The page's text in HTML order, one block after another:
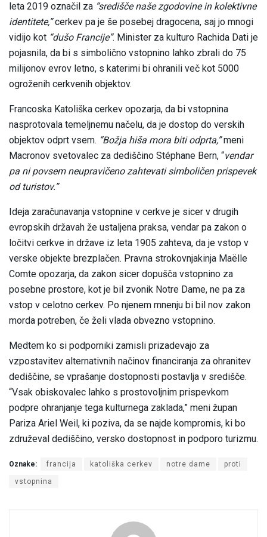
leta 2019 označil za “središče naše zgodovine in kolektivne
identitete,”cerkev pa je še posebej dragocena, saj jo mnogi
vidijo kot “dušo Francije”. Minister za kulturo Rachida Dati je
pojasnila, da bi s simbolično vstopnino lahko zbrali do 75
milijonov evrov letno, s katerimi bi ohranili več kot 5000
ogroženih cerkvenih objektov.
Francoska Katoliška cerkev opozarja, da bi vstopnina
nasprotovala temeljnemu načelu, da je dostop do verskih
objektov odprt vsem. “Božja hiša mora biti odprta,”meni
Macronov svetovalec za dediščino Stéphane Bern, “vendar
pa ni povsem neupravičeno zahtevati simboličen prispevek
od turistov.”
Ideja zaračunavanja vstopnine v cerkve je sicer v drugih
evropskih državah že ustaljena praksa, vendar pa zakon o
ločitvi cerkve in države iz leta 1905 zahteva, da je vstop v
verske objekte brezplačen. Pravna strokovnjakinja Maëlle
Comte opozarja, da zakon sicer dopušča vstopnino za
posebne prostore, kot je bil zvonik Notre Dame, ne pa za
vstop v celotno cerkev. Po njenem mnenju bi bil nov zakon
morda potreben, če želi vlada obvezno vstopnino.
Medtem ko si podporniki zamisli prizadevajo za
vzpostavitev alternativnih načinov financiranja za ohranitev
dediščine, se vprašanje dostopnosti postavlja v središče.
“Vsak obiskovalec lahko s prostovoljnim prispevkom
podpre ohranjanje tega kulturnega zaklada,” meni župan
Pariza Ariel Weil, ki poziva, da se najde kompromis, ki bo
združeval dediščino, versko dostopnost in podporo turizmu.
Oznake: francija katoliška cerkev notre dame proti
vstopnina